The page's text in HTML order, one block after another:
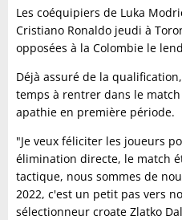
Les coéquipiers de Luka
Cristiano Ronaldo jeudi à
opposées à la Colombie le
Déjà assuré de la
temps à rentrer dans le
apathie en première période.
"Je veux féliciter les joueurs
élimination directe, le match
tactique, nous sommes de
2022, c'est un petit pas vers
sélectionneur croate Zlatko